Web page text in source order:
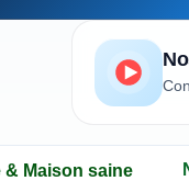
Maison saine